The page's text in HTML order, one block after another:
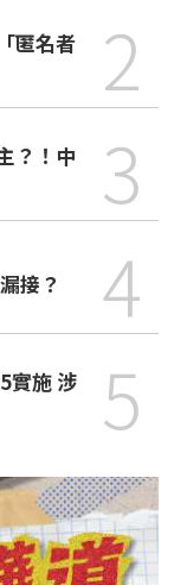
匿名者
2
3
接？ 4
實施 涉
5